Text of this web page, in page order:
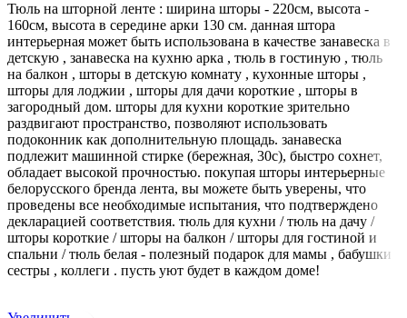
Тюль на шторной ленте : ширина шторы - 220см, высота -
160см, высота в середине арки 130 см. данная штора
интерьерная может быть использована в качестве занавеска в
детскую , занавеска на кухню арка , тюль в гостиную , тюль
на балкон , шторы в детскую комнату , кухонные шторы ,
шторы для лоджии , шторы для дачи короткие , шторы в
загородный дом. шторы для кухни короткие зрительно
раздвигают пространство, позволяют использовать
подоконник как дополнительную площадь. занавеска
подлежит машинной стирке (бережная, 30с), быстро сохнет,
обладает высокой прочностью. покупая шторы интерьерные
белорусского бренда лента, вы можете быть уверены, что
проведены все необходимые испытания, что подтверждено
декларацией соответствия. тюль для кухни / тюль на дачу /
шторы короткие / шторы на балкон / шторы для гостиной и
спальни / тюль белая - полезный подарок для мамы , бабушки ,
сестры , коллеги . пусть уют будет в каждом доме!